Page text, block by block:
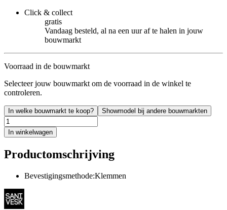
Click & collect
gratis
Vandaag besteld, al na een uur af te halen in jouw
bouwmarkt
Voorraad in de bouwmarkt
Selecteer jouw bouwmarkt om de voorraad in de winkel te
controleren.
In welke bouwmarkt te koop? Showmodel bij andere bouwmarkten
In winkelwagen
Productomschrijving
Bevestigingsmethode:Klemmen